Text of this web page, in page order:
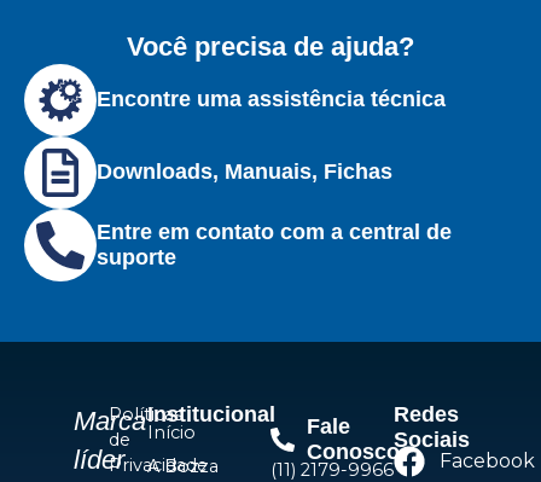
Você precisa de ajuda?
Encontre uma assistência técnica
Downloads, Manuais, Fichas
Entre em contato com a central de
suporte
Marca
líder
Políticas
de
Privacidade
Institucional
Início
A Bozza
Fale
Conosco
(11) 2179-9966
Redes
Sociais
Facebook